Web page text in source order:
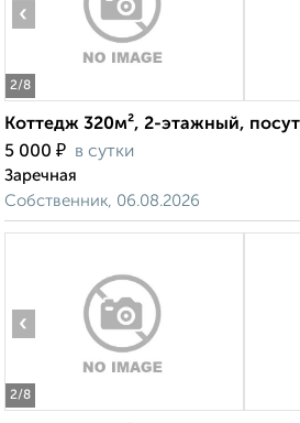
2/8
‹
Коттедж 320м², 2-этажный,
5 000 ₽ в сутки
Заречная
Собственник, 06.08.2026
2/8
‹